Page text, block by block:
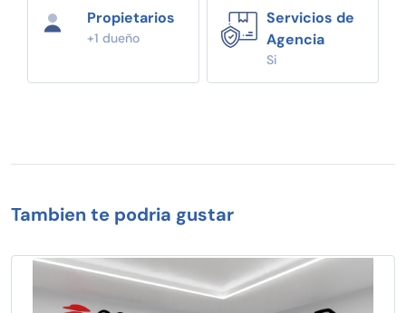
Propietarios
+1 dueño
Servicios de
Agencia
Si
Tambien te podria gustar